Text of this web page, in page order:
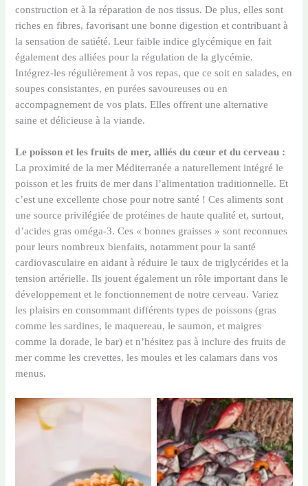
construction et à la réparation de nos tissus. De plus, elles sont
riches en fibres, favorisant une bonne digestion et contribuant à
la sensation de satiété. Leur faible indice glycémique en fait
également des alliées pour la régulation de la glycémie.
Intégrez-les régulièrement à vos repas, que ce soit en salades, en
soupes consistantes, en purées savoureuses ou en
accompagnement de vos plats. Elles offrent une alternative
saine et délicieuse à la viande.
Le poisson et les fruits de mer, alliés du cœur et du cerveau :
La proximité de la mer Méditerranée a naturellement intégré le
poisson et les fruits de mer dans l’alimentation traditionnelle. Et
c’est une excellente chose pour notre santé ! Ces aliments sont
une source privilégiée de protéines de haute qualité et, surtout,
d’acides gras oméga-3. Ces « bonnes graisses » sont reconnues
pour leurs nombreux bienfaits, notamment pour la santé
cardiovasculaire en aidant à réduire le taux de triglycérides et la
tension artérielle. Ils jouent également un rôle important dans le
développement et le fonctionnement de notre cerveau. Variez
les plaisirs en consommant différents types de poissons (gras
comme les sardines, le maquereau, le saumon, et maigres
comme la dorade, le bar) et n’hésitez pas à inclure des fruits de
mer comme les crevettes, les moules et les calamars dans vos
menus.